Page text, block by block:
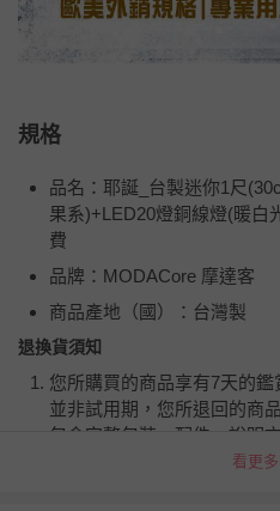
規格
品名：耶誕_台製迷你1尺
果系)+LED20燈銅線燈(暖白
費
品牌：MODACore 摩達客
商品產地（國）：台灣製
退換貨須知
您所購買的商品享有7天的
並非試用期，您所退回的商
包含完整包裝、配件、說明
看更多